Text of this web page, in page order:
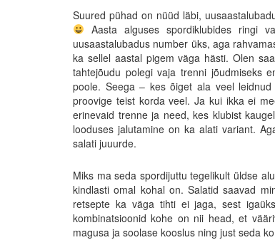
Suured pühad on nüüd läbi,
Aasta alguses spordiklubides ringi
uusaastalubadus number üks, aga
ka sellel aastal pigem väga hästi. Olen
tahtejõudu polegi vaja trenni jõudmiseks
poole. Seega – kes õiget ala veel
proovige teist korda veel. Ja kui ikka ei
erinevaid trenne ja need, kes klubist
looduses jalutamine on ka alati variant.
salati juuurde.
Miks ma seda spordijuttu tegelikult üldse
kindlasti omal kohal on. Salatid saavad
retsepte ka väga tihti ei jaga, sest
kombinatsioonid kohe on nii head, et
magusa ja soolase kooslus ning just seda